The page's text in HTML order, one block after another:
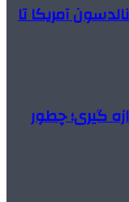
آمریکا تا
گیری؛ چطور